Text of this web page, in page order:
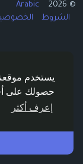
يستخدم
حصولك على
إعرف أكثر
© 2026 AC Mingle
Arabic
الشروط